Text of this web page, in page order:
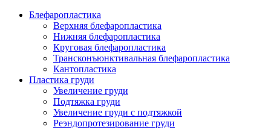
Блефаропластика
Верхняя блефаропластика
Нижняя блефаропластика
Круговая блефаропластика
Трансконъюнктивальная блефаропластика
Кантопластика
Пластика груди
Увеличение груди
Подтяжка груди
Увеличение груди с подтяжкой
Реэндопротезирование груди